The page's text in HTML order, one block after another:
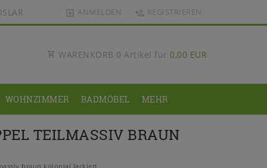
ANMELDEN REGISTRIEREN
WARENKORB 0 Artikel für 0,00 EUR
WOHNZIMMER BADMÖBEL MEHR
TEILMASSIV BRAUN
braun kolonial lackiert